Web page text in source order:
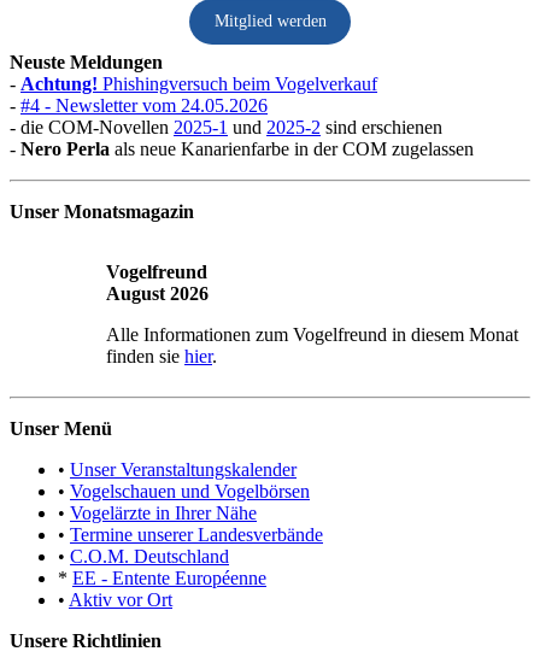
Mitglied werden
Neuste Meldungen
- Achtung! Phishingversuch beim Vogelverkauf
- #4 - Newsletter vom 24.05.2026
- die COM-Novellen 2025-1 und 2025-2 sind erschienen
- Nero Perla als neue Kanarienfarbe in der COM zugelassen
Unser Monatsmagazin
Vogelfreund
August 2026
Alle Informationen zum Vogelfreund in diesem Monat
finden sie hier.
Unser Menü
• Unser Veranstaltungskalender
• Vogelschauen und Vogelbörsen
• Vogelärzte in Ihrer Nähe
• Termine unserer Landesverbände
• C.O.M. Deutschland
* EE - Entente Européenne
• Aktiv vor Ort
Unsere Richtlinien